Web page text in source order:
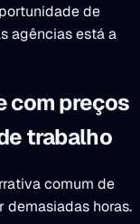
de
agências está a
com preços
trabalho
comum de
demasiadas horas.